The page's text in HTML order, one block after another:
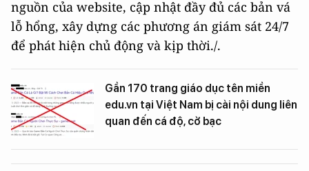
nguồn của website, cập nhật đầy đủ các bản vá
lỗ hổng, xây dựng các phương án giám sát 24/7
để phát hiện chủ động và kịp thời./.
Gần 170 trang giáo dục tên miền
edu.vn tại Việt Nam bị cài nội dung liên
quan đến cá độ, cờ bạc